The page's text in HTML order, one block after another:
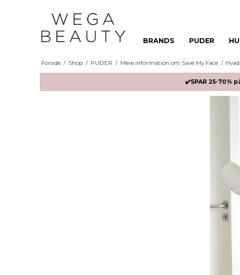
BRANDS PUDER
Forside / Shop / PUDER / Mere information om Save My Face /
✔️SPAR 25-